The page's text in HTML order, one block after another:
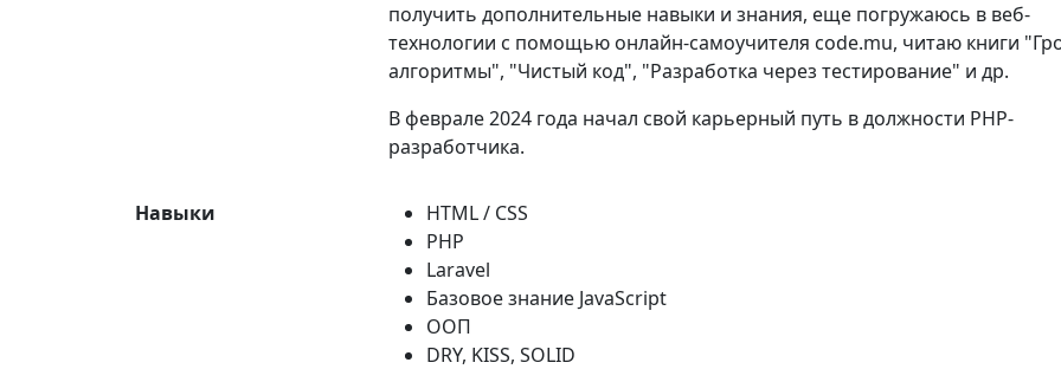
получить дополнительные навыки и знания, еще погружаюсь в веб-
технологии с помощью онлайн-самоучителя code.mu, читаю книги
алгоритмы", "Чистый код", "Разработка через тестирование" и др.
В феврале 2024 года начал свой карьерный путь в должности PHP-
разработчика.
Навыки
HTML / CSS
PHP
Laravel
Базовое знание JavaScript
ООП
DRY, KISS, SOLID